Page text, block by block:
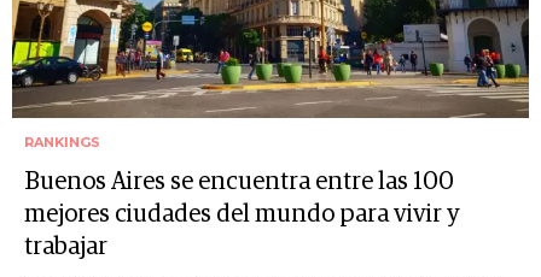
RANKINGS
Buenos Aires se encuentra entre las 100
mejores ciudades del mundo para vivir y
trabajar